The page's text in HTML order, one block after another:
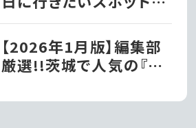
自然と歴史をお得に楽し
もう!!
【2026年1月版】編集部
厳選!!茨城で人気の『た